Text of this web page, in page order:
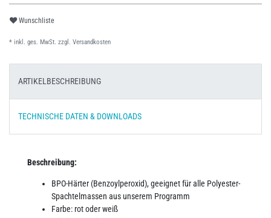
Wunschliste
* inkl. ges. MwSt. zzgl. Versandkosten
ARTIKELBESCHREIBUNG
TECHNISCHE DATEN & DOWNLOADS
Beschreibung:
BPO-Härter (Benzoylperoxid), geeignet für alle Polyester-
Spachtelmassen aus unserem Programm
Farbe: rot oder weiß